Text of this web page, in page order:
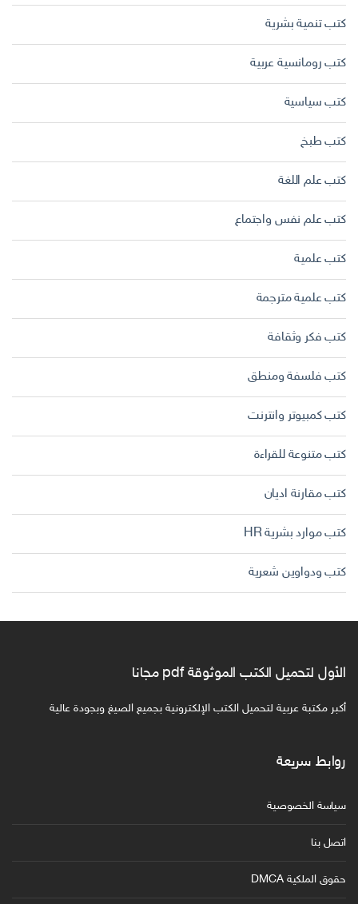
كتب تنمية بشرية
كتب رومانسية عربية
كتب سياسية
كتب طبخ
كتب علم اللغة
كتب علم نفس واجتماع
كتب علمية
كتب علمية مترجمة
كتب فكر وثقافة
كتب فلسفة ومنطق
كتب كمبيوتر وانترنت
كتب متنوعة للقراءة
كتب مقارنة اديان
كتب موارد بشرية HR
كتب ودواوين شعرية
الأول لتحميل الكتب الموثوقة pdf مجانا
أكبر مكتبة عربية لتحميل الكتب الإلكترونية بجميع الصيغ وبجودة عالية
روابط سريعة
سياسة الخصوصية
اتصل بنا
حقوق الملكية DMCA